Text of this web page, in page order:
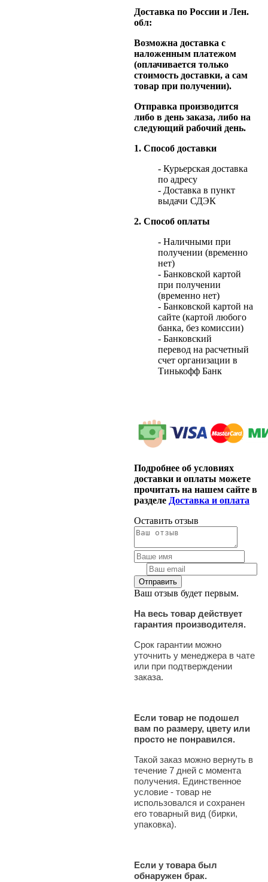
Доставка по России и Лен.
обл:
Возможна доставка с
наложенным платежом
(оплачивается только
стоимость доставки, а сам
товар при получении).
Отправка производится
либо в день заказа, либо на
следующий рабочий день.
1. Способ доставки
- Курьерская доставка
по адресу
- Доставка в пункт
выдачи СДЭК
2. Способ оплаты
- Наличными при
получении (временно
нет)
- Банковской картой
при получении
(временно нет)
- Банковской картой на
сайте (картой любого
банка, без комиссии)
- Банковский
перевод на расчетный
счет организации в
Тинькофф Банк
Подробнее об условиях
доставки и оплаты можете
прочитать на нашем сайте в
разделе Доставка и оплата
Оставить отзыв
Ваш отзыв будет первым.
На весь товар действует
гарантия производителя.
Срок гарантии можно
уточнить у менеджера в чате
или при подтверждении
заказа.
Если товар не подошел
вам по размеру, цвету или
просто не понравился.
Такой заказ можно вернуть в
течение 7 дней с момента
получения. Единственное
условие - товар не
использовался и сохранен
его товарный вид (бирки,
упаковка).
Если у товара был
обнаружен брак.